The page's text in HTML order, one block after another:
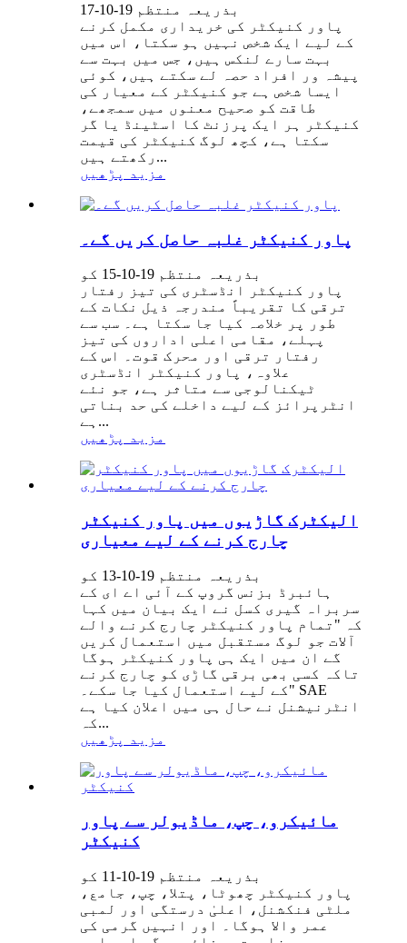
بذریعہ منتظم 19-10-17
پاور کنیکٹر کی خریداری مکمل کرنے
کے لیے ایک شخص نہیں ہو سکتا، اس میں
بہت سارے لنکس ہیں، جس میں بہت سے
پیشہ ور افراد حصہ لے سکتے ہیں، کوئی
ایسا شخص ہے جو کنیکٹر کے معیار کی
طاقت کو صحیح معنوں میں سمجھے،
کنیکٹر ہر ایک پرزنٹ کا اسٹینڈ یا گر
سکتا ہے، کچھ لوگ کنیکٹر کی قیمت
رکھتے ہیں...
مزید پڑھیں
پاور کنیکٹر غلبہ حاصل کریں گے۔
بذریعہ منتظم 19-10-15 کو
پاور کنیکٹر انڈسٹری کی تیز رفتار
ترقی کا تقریباً مندرجہ ذیل نکات کے
طور پر خلاصہ کیا جا سکتا ہے۔ سب سے
پہلے، مقامی اعلی اداروں کی تیز
رفتار ترقی اور محرک قوت۔ اس کے
علاوہ، پاور کنیکٹر انڈسٹری
ٹیکنالوجی سے متاثر ہے، جو نئے
انٹرپرائز کے لیے داخلے کی حد بناتی
ہے...
مزید پڑھیں
الیکٹرک گاڑیوں میں پاور کنیکٹر
چارج کرنے کے لیے معیاری
بذریعہ منتظم 19-10-13 کو
ہائبرڈ بزنس گروپ کے آئی اے ای کے
سربراہ گیری کسل نے ایک بیان میں کہا
کہ "تمام پاور کنیکٹر چارج کرنے والے
آلات جو لوگ مستقبل میں استعمال کریں
گے ان میں ایک ہی پاور کنیکٹر ہوگا
تاکہ کسی بھی برقی گاڑی کو چارج کرنے
کے لیے استعمال کیا جا سکے۔" SAE
انٹرنیشنل نے حال ہی میں اعلان کیا ہے
کہ...
مزید پڑھیں
مائیکرو، چپ، ماڈیولر سے پاور
کنیکٹر
بذریعہ منتظم 19-10-11 کو
پاور کنیکٹر چھوٹا، پتلا، چپ، جامع،
ملٹی فنکشنل، اعلیٰ درستگی اور لمبی
عمر والا ہوگا۔ اور انہیں گرمی کی